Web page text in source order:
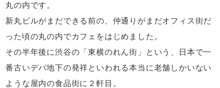
丸の内です。
新丸ビルがまだできる前の、 仲通りがまだオフィス街だ
った頃の丸の内でカフェをはじめました。
その半年後に渋谷の「東横のれん街」という、
日本で一
番古いデパ地下の発祥といわれる本当に老舗しかいない
ような 屋内の食品街に２軒目。